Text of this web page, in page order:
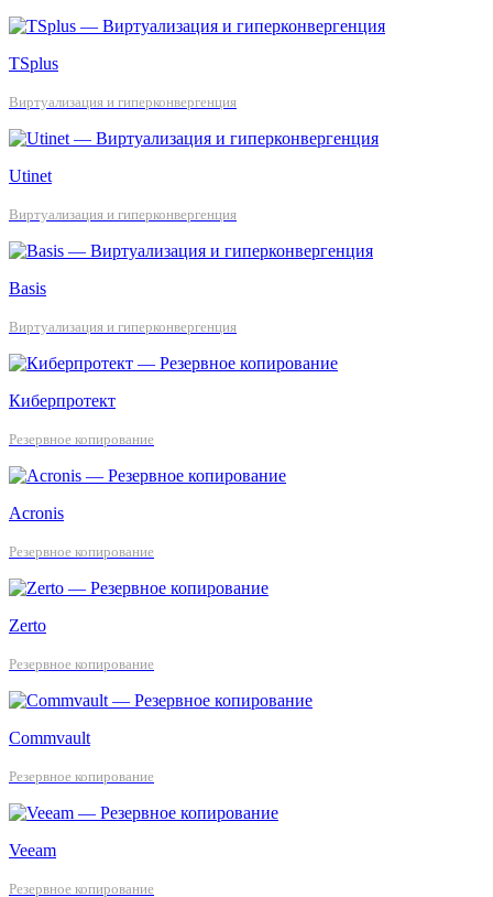
TSplus
Виртуализация и гиперконвергенция
Utinet
Виртуализация и гиперконвергенция
Basis
Виртуализация и гиперконвергенция
Киберпротект
Резервное копирование
Acronis
Резервное копирование
Zerto
Резервное копирование
Commvault
Резервное копирование
Veeam
Резервное копирование